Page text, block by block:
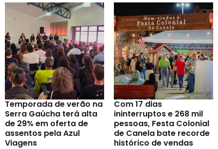
Temporada de verão na
Serra Gaúcha terá alta
de 29% em oferta de
assentos pela Azul
Viagens
Com 17 dias
ininterruptos e 268 mil
pessoas, Festa Colonial
de Canela bate recorde
histórico de vendas